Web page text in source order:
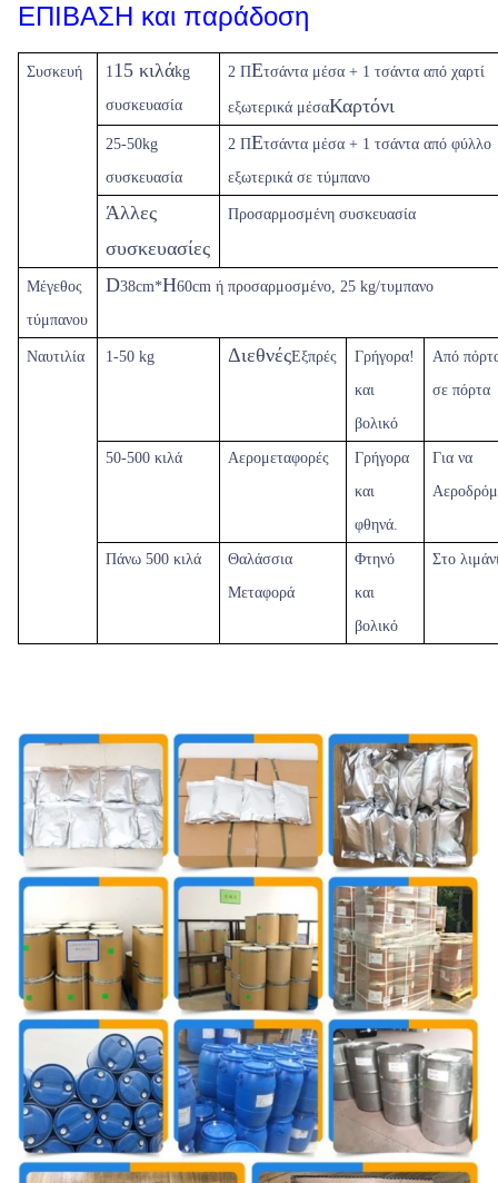
ΕΠΙΒΑΣΗ και παράδοση
Συσκευή 115 κιλάkg
συσκευασία
2 ΠΕτσάντα μέσα + 1 τσάντα από χαρτί
εξωτερικά μέσαΚαρτόνι
25-50kg
συσκευασία
2 ΠΕτσάντα μέσα + 1 τσάντα από φύλλο
εξωτερικά σε τύμπανο
Άλλες
συσκευασίες
Προσαρμοσμένη συσκευασία
Μέγεθος
τύμπανου
D38cm*H60cm ή προσαρμοσμένο, 25 kg/τυμπανο
Ναυτιλία 1-50 kg ΔιεθνέςΕξπρές
Γρήγορα!
και
βολικό
Από
σε πόρτα
50-500 κιλά Αερομεταφορές
Γρήγορα
και
φθηνά.
Για να
Πάνω 500 κιλά
Θαλάσσια
Μεταφορά
Φτηνό
και
βολικό
Στο